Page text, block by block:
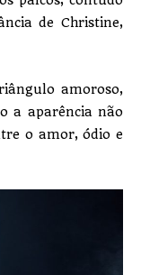
de Christine,
amoroso,
a aparência não
o amor, ódio e